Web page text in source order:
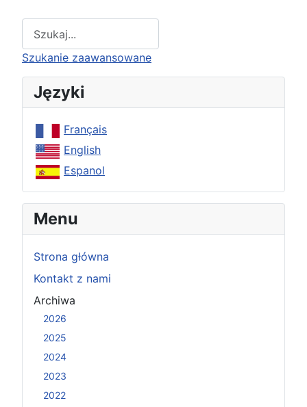
Type 2 or more characters for results.
Szukanie zaawansowane
Języki
Français
English
Espanol
Menu
Strona główna
Kontakt z nami
Archiwa
2026
2025
2024
2023
2022